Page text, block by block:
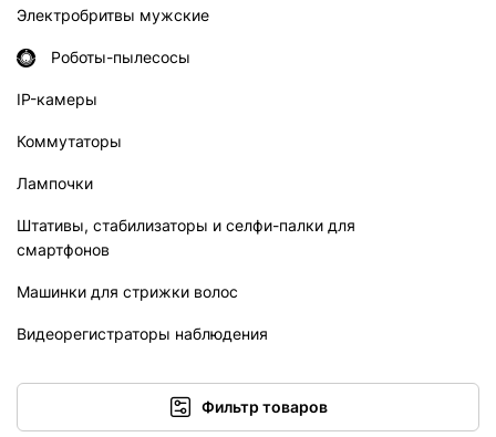
Электробритвы мужские
Роботы-пылесосы
IP-камеры
Коммутаторы
Лампочки
Штативы, стабилизаторы и селфи-палки для
смартфонов
Машинки для стрижки волос
Видеорегистраторы наблюдения
Фильтр товаров